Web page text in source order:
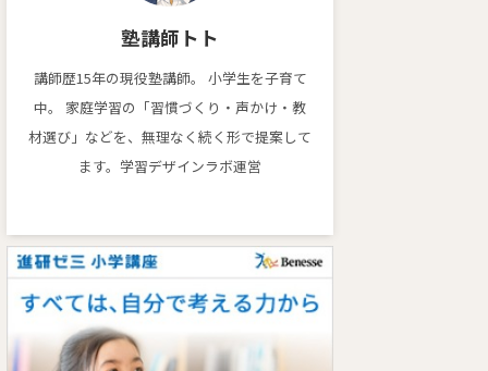
塾講師トト
講師歴15年の現役塾講師。 小学生を子育て
中。 家庭学習の「習慣づくり・声かけ・教
材選び」などを、無理なく続く形で提案して
ます。学習デザインラボ運営